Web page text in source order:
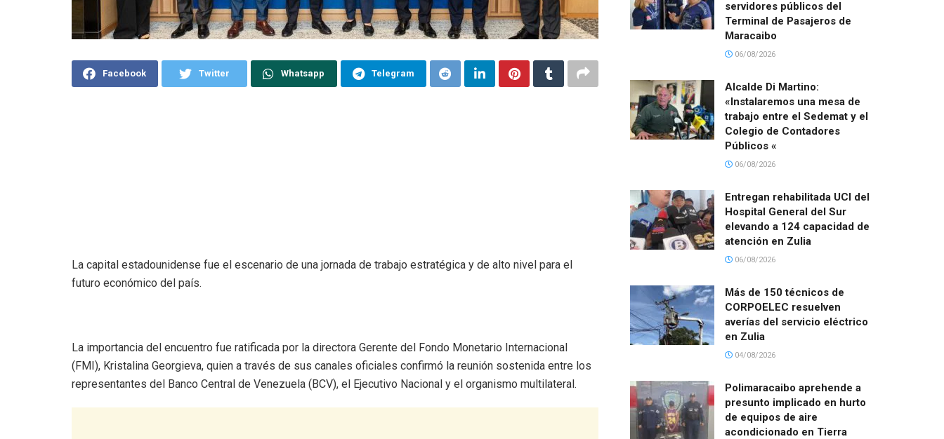
Facebook Twitter Whatsapp Telegram
La capital estadounidense fue el escenario de una jornada de trabajo estratégica y de alto nivel para el
futuro económico del país.
La importancia del encuentro fue ratificada por la directora Gerente del Fondo Monetario Internacional
(FMI), Kristalina Georgieva, quien a través de sus canales oficiales confirmó la reunión sostenida entre los
representantes del Banco Central de Venezuela (BCV), el Ejecutivo Nacional y el organismo multilateral.
servidores públicos del
Terminal de Pasajeros de
Maracaibo
06/08/2026
Alcalde Di Martino:
«Instalaremos una mesa de
trabajo entre el Sedemat y el
Colegio de Contadores
Públicos «
06/08/2026
Entregan rehabilitada UCI del
Hospital General del Sur
elevando a 124 capacidad de
atención en Zulia
06/08/2026
Más de 150 técnicos de
CORPOELEC resuelven
averías del servicio eléctrico
en Zulia
04/08/2026
Polimaracaibo aprehende a
presunto implicado en hurto
de equipos de aire
acondicionado en Tierra